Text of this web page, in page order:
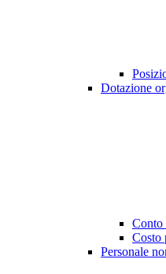
Dotazione
Conto
Costo
Personale